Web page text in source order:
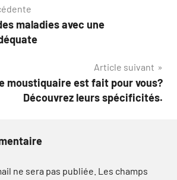
maladies avec une
Article suivant
moustiquaire est fait pour vous?
Découvrez leurs spécificités.
ne sera pas publiée. Les champs